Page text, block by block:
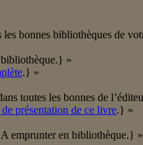
bonnes bibliothèques de
»
.} »
toutes les bonnes de
présentation de ce livre.} »
A emprunter en bibliothèque.} »